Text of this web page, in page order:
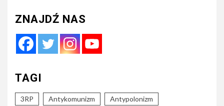
wpisach
ZNAJDŹ NAS
TAGI
3RP Antykomunizm Antypolonizm